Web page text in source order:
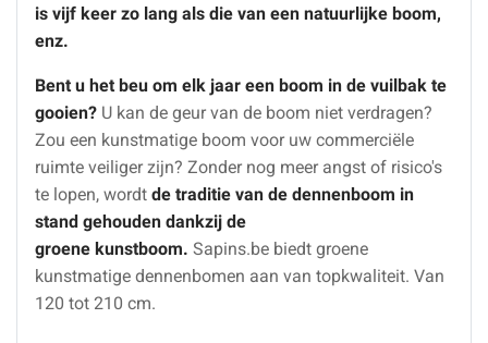
is vijf keer zo lang als die van een natuurlijke boom,
enz.
Bent u het beu om elk jaar een boom in de vuilbak te
gooien? U kan de geur van de boom niet verdragen?
Zou een kunstmatige boom voor uw commerciële
ruimte veiliger zijn? Zonder nog meer angst of risico's
te lopen, wordt de traditie van de dennenboom in
stand gehouden dankzij de
groene kunstboom. Sapins.be biedt groene
kunstmatige dennenbomen aan van topkwaliteit. Van
120 tot 210 cm.